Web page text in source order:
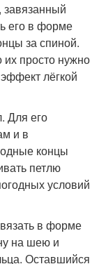
его в форме
за спиной.
просто нужно
лёгкой
Для его
и в
концы
петлю
условий
в форме
на шею и
Оставшийся